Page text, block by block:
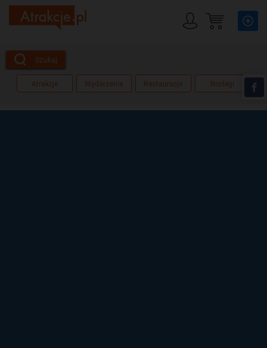
Szukaj
Atrakcje Wydarzenia Restauracje Noclegi